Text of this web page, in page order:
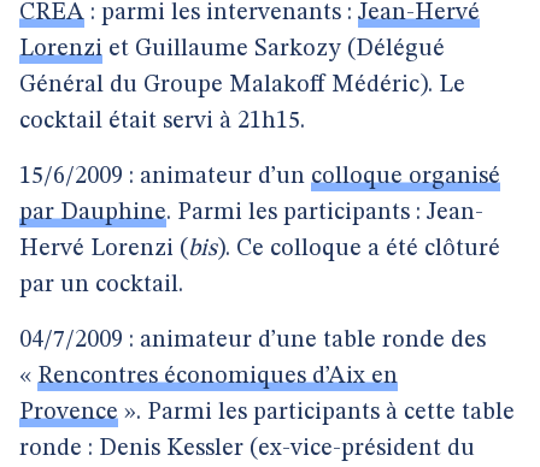
CREA : parmi les intervenants : Jean-Hervé
Lorenzi et Guillaume Sarkozy (Délégué
Général du Groupe Malakoff Médéric). Le
cocktail était servi à 21h15.
15/6/2009 : animateur d’un colloque organisé
par Dauphine. Parmi les participants : Jean-
Hervé Lorenzi ( bis). Ce colloque a été clôturé
par un cocktail.
04/7/2009 : animateur d’une table ronde des
« Rencontres économiques d’Aix en
Provence ». Parmi les participants à cette table
ronde : Denis Kessler (ex-vice-président du